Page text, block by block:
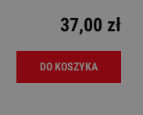
37,00 zł
DO KOSZYKA